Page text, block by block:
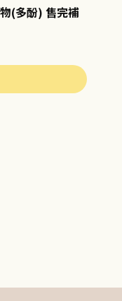
(多酚) 售完補